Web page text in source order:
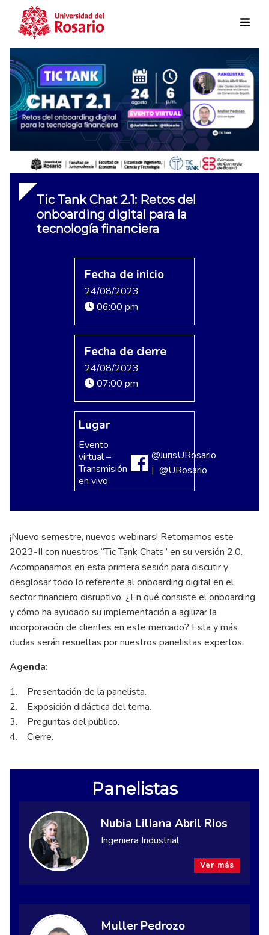
Skip to main content
Tic Tank Chat 2.1: Retos del
onboarding digital para la
tecnología financiera
Fecha de inicio
24/08/2023
06:00 pm
Fecha de cierre
24/08/2023
07:00 pm
Lugar
Evento
virtual –
Transmisión
en vivo
@JurisURosario
| @URosario
¡Nuevo semestre, nuevos webinars! Retomamos este
2023-II con nuestros “Tic Tank Chats” en su versión 2.0.
Acompañamos en esta primera sesión para discutir y
desglosar todo lo referente al onboarding digital en el
sector financiero disruptivo. ¿En qué consiste el onboarding
y cómo ha ayudado su implementación a agilizar la
incorporación de clientes en este mercado? Esta y más
dudas serán resueltas por nuestros panelistas expertos.
Agenda:
1. Presentación de la panelista.
2. Exposición didáctica del tema.
3. Preguntas del público.
4. Cierre.
Panelistas
Nubia Liliana Abril Rios
Ingeniera Industrial
Ver más
Muller Pedrozo